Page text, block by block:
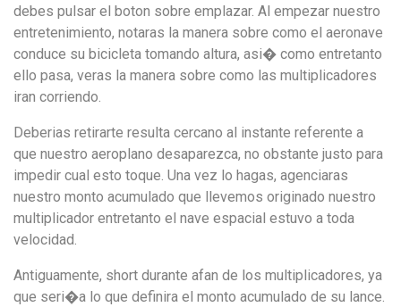
debes pulsar el boton sobre emplazar. Al empezar nuestro
entretenimiento, notaras la manera sobre como el aeronave
conduce su bicicleta tomando altura, asi� como entretanto
ello pasa, veras la manera sobre como las multiplicadores
iran corriendo.
Deberias retirarte resulta cercano al instante referente a
que nuestro aeroplano desaparezca, no obstante justo para
impedir cual esto toque. Una vez lo hagas, agenciaras
nuestro monto acumulado que llevemos originado nuestro
multiplicador entretanto el nave espacial estuvo a toda
velocidad.
Antiguamente, short durante afan de los multiplicadores, ya
que seri�a lo que definira el monto acumulado de su lance.